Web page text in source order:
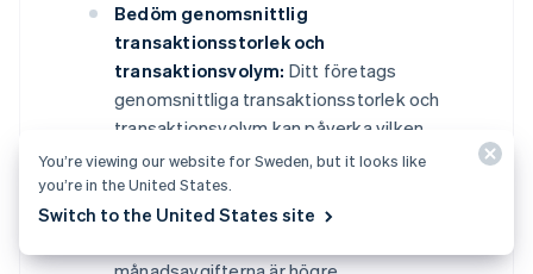
Bedöm genomsnittlig
transaktionsstorlek och
transaktionsvolym: Ditt företags
genomsnittliga transaktionsstorlek och
transaktionsvolym kan påverka vilken
avgiftsstruktur som är mest ekonomisk. Till
exempel kan ett företag med stora
volymer dra nytta av lägre
You’re viewing our website for Sweden, but it looks like
you’re in the United States.
Switch to the United States site